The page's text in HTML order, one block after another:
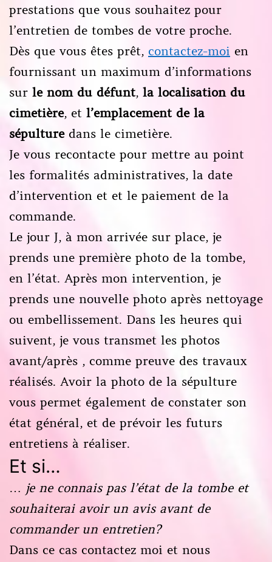
prestations que vous souhaitez pour
l’entretien de tombes de votre proche.
Dès que vous êtes prêt, contactez-moi en
fournissant un maximum d’informations
sur le nom du défunt, la localisation du
cimetière, et l’emplacement de la
sépulturedans le cimetière.
Je vous recontacte pour mettre au point
les formalités administratives, la date
d’intervention et et le paiement de la
commande.
Le jour J, à mon arrivée sur place, je
prends une première photo de la tombe,
en l’état. Après mon intervention, je
prends une nouvelle photo après nettoyage
ou embellissement. Dans les heures qui
suivent, je vous transmet les photos
avant/après , comme preuve des travaux
réalisés. Avoir la photo de la sépulture
vous permet également de constater son
état général, et de prévoir les futurs
entretiens à réaliser.
Et si…
… je ne connais pas l’état de la tombe et
souhaiterai avoir un avis avant de
commander un entretien?
Dans ce cas contactez moi et nous